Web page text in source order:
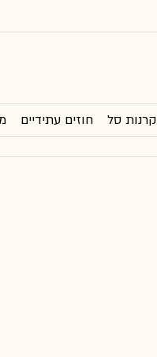
קרנות סל חוזים עתידיים